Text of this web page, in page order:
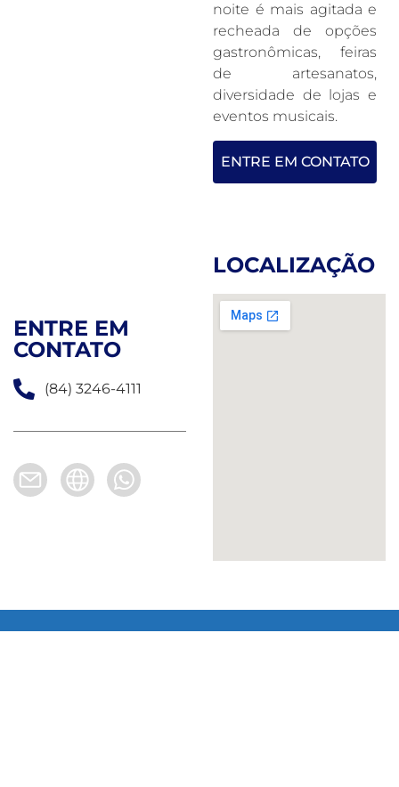
noite é mais agitada e
recheada de opções
gastronômicas, feiras
de artesanatos,
diversidade de lojas e
eventos musicais.
ENTRE EM CONTATO
ENTRE EM
CONTATO
(84) 3246-4111
LOCALIZAÇÃO